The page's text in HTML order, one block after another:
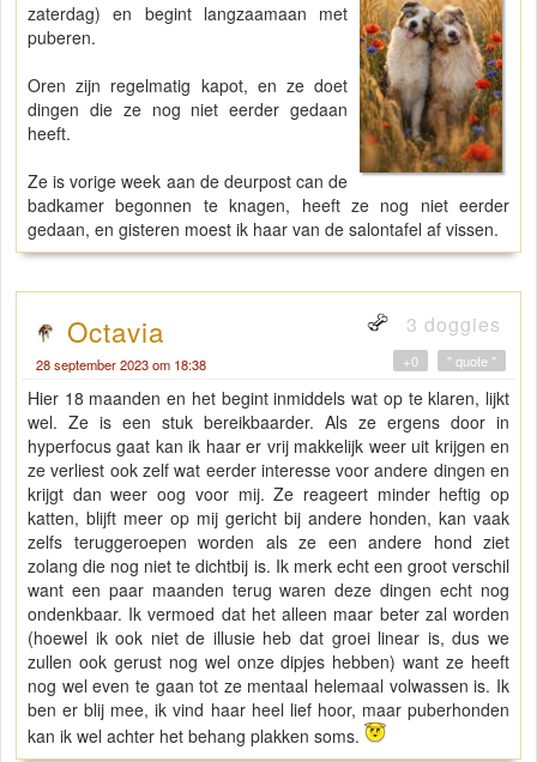
zaterdag) en begint langzaamaan met
puberen.
Oren zijn regelmatig kapot, en ze doet
dingen die ze nog niet eerder gedaan
heeft.
Ze is vorige week aan de deurpost can de
badkamer begonnen te knagen, heeft ze nog niet eerder
gedaan, en gisteren moest ik haar van de salontafel af vissen.
Octavia 3 doggies
28 september 2023 om 18:38 " quote "
+0
Hier 18 maanden en het begint inmiddels wat op te klaren, lijkt
wel. Ze is een stuk bereikbaarder. Als ze ergens door in
hyperfocus gaat kan ik haar er vrij makkelijk weer uit krijgen en
ze verliest ook zelf wat eerder interesse voor andere dingen en
krijgt dan weer oog voor mij. Ze reageert minder heftig op
katten, blijft meer op mij gericht bij andere honden, kan vaak
zelfs teruggeroepen worden als ze een andere hond ziet
zolang die nog niet te dichtbij is. Ik merk echt een groot verschil
want een paar maanden terug waren deze dingen echt nog
ondenkbaar. Ik vermoed dat het alleen maar beter zal worden
(hoewel ik ook niet de illusie heb dat groei linear is, dus we
zullen ook gerust nog wel onze dipjes hebben) want ze heeft
nog wel even te gaan tot ze mentaal helemaal volwassen is. Ik
ben er blij mee, ik vind haar heel lief hoor, maar puberhonden
kan ik wel achter het behang plakken soms.